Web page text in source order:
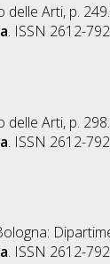
delle Arti, p.
. ISSN 2612-
delle Arti, p.
. ISSN 2612-
. ISSN 2612-